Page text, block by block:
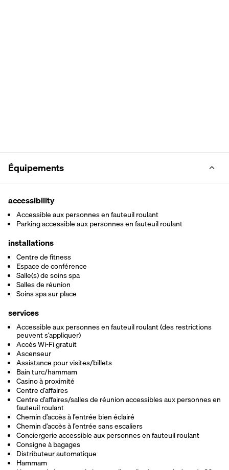
Équipements
accessibility
Accessible aux personnes en fauteuil roulant
Parking accessible aux personnes en fauteuil roulant
installations
Centre de fitness
Espace de conférence
Salle(s) de soins spa
Salles de réunion
Soins spa sur place
services
Accessible aux personnes en fauteuil roulant (des restrictions
peuvent s’appliquer)
Accès Wi-Fi gratuit
Ascenseur
Assistance pour visites/billets
Bain turc/hammam
Casino à proximité
Centre d’affaires
Centre d’affaires/salles de réunion accessibles aux personnes en
fauteuil roulant
Chemin d’accès à l’entrée bien éclairé
Chemin d’accès à l’entrée sans escaliers
Conciergerie accessible aux personnes en fauteuil roulant
Consigne à bagages
Distributeur automatique
Hammam